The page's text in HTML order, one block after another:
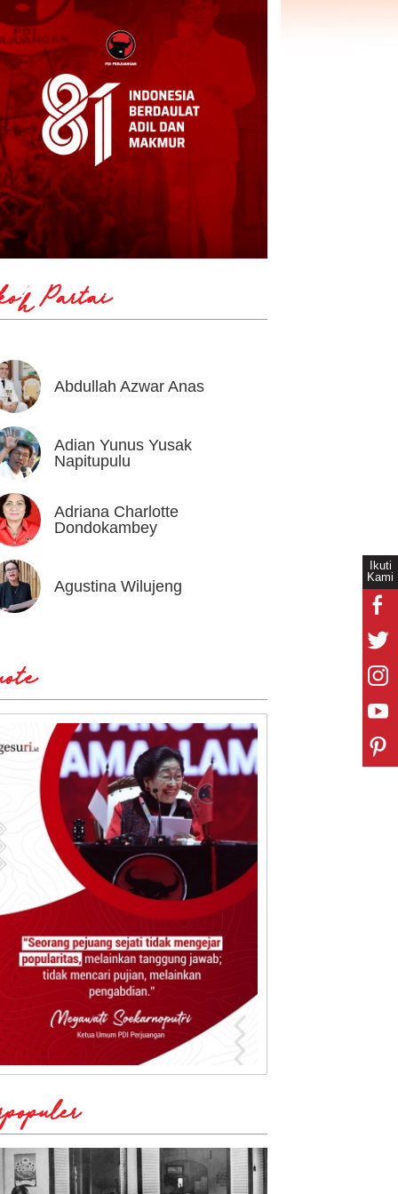
Ikuti
Kami
Partai
Abdullah Azwar Anas
Adian Yunus Yusak
Napitupulu
Adriana Charlotte
Dondokambey
Agustina Wilujeng Andi